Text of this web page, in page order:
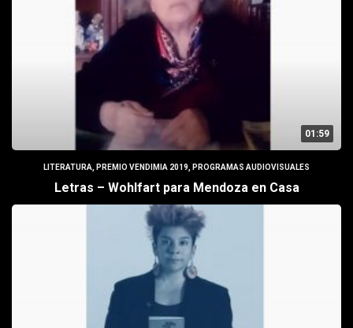
01:59
LITERATURA PREMIO VENDIMIA 2019 PROGRAMAS AUDIOVISUALES
Letras – Wohlfart para Mendoza en Casa